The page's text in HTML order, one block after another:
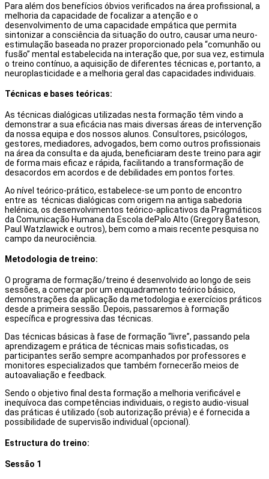
Para além dos benefícios óbvios verificados na área profissional, a
melhoria da capacidade de focalizar a atenção e o
desenvolvimento de uma capacidade empática que permita
sintonizar a consciência da situação do outro, causar uma neuro-
estimulação baseada no prazer proporcionado pela “comunhão ou
fusão” mental estabelecida na interação que, por sua vez, estimula
o treino contínuo, a aquisição de diferentes técnicas e, portanto, a
neuroplasticidade e a melhoria geral das capacidades individuais.
Técnicas e bases teóricas:
As técnicas dialógicas utilizadas nesta formação têm vindo a
demonstrar a sua eficácia nas mais diversas áreas de intervenção
da nossa equipa e dos nossos alunos. Consultores, psicólogos,
gestores, mediadores, advogados, bem como outros profissionais
na área da consulta e da ajuda, beneficiaram deste treino para agir
de forma mais eficaz e rápida, facilitando a transformação de
desacordos em acordos e de debilidades em pontos fortes.
Ao nível teórico-prático, estabelece-se um ponto de encontro
entre as técnicas dialógicas com origem na antiga sabedoria
helénica, os desenvolvimentos teórico-aplicativos da Pragmáticos
da Comunicação Humana da Escola dePalo Alto (Gregory Bateson,
Paul Watzlawick e outros), bem como a mais recente pesquisa no
campo da neurociência.
Metodologia de treino:
O programa de formação/treino é desenvolvido ao longo de seis
sessões, a começar por um enquadramento teórico básico,
demonstrações da aplicação da metodologia e exercícios práticos
desde a primeira sessão. Depois, passaremos à formação
específica e progressiva das técnicas.
Das técnicas básicas à fase de formação “livre”, passando pela
aprendizagem e prática de técnicas mais sofisticadas, os
participantes serão sempre acompanhados por professores e
monitores especializados que também fornecerão meios de
autoavaliação e feedback.
Sendo o objetivo final desta formação a melhoria verificável e
inequívoca das competências individuais, o registo audio-visual
das práticas é utilizado (sob autorização prévia) e é fornecida a
possibilidade de supervisão individual (opcional).
Estructura do treino:
Sessão 1